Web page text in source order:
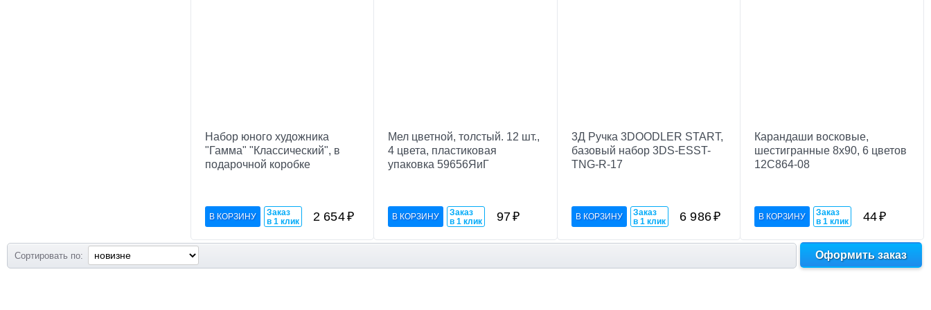
Набор юного художника
"Гамма" "Классический", в
подарочной коробке
Заказ
в 1 клик
2 654₽
Мел цветной, толстый. 12 шт.,
4 цвета, пластиковая
упаковка 59656ЯиГ
Заказ
в 1 клик
97₽
3Д Ручка 3DOODLER START,
базовый набор 3DS-ESST-
TNG-R-17
Заказ
в 1 клик
6 986₽
Карандаши восковые,
шестигранные 8х90, 6 цветов
12С864-08
Заказ
в 1 клик
44₽
Сортировать по: Оформить заказ